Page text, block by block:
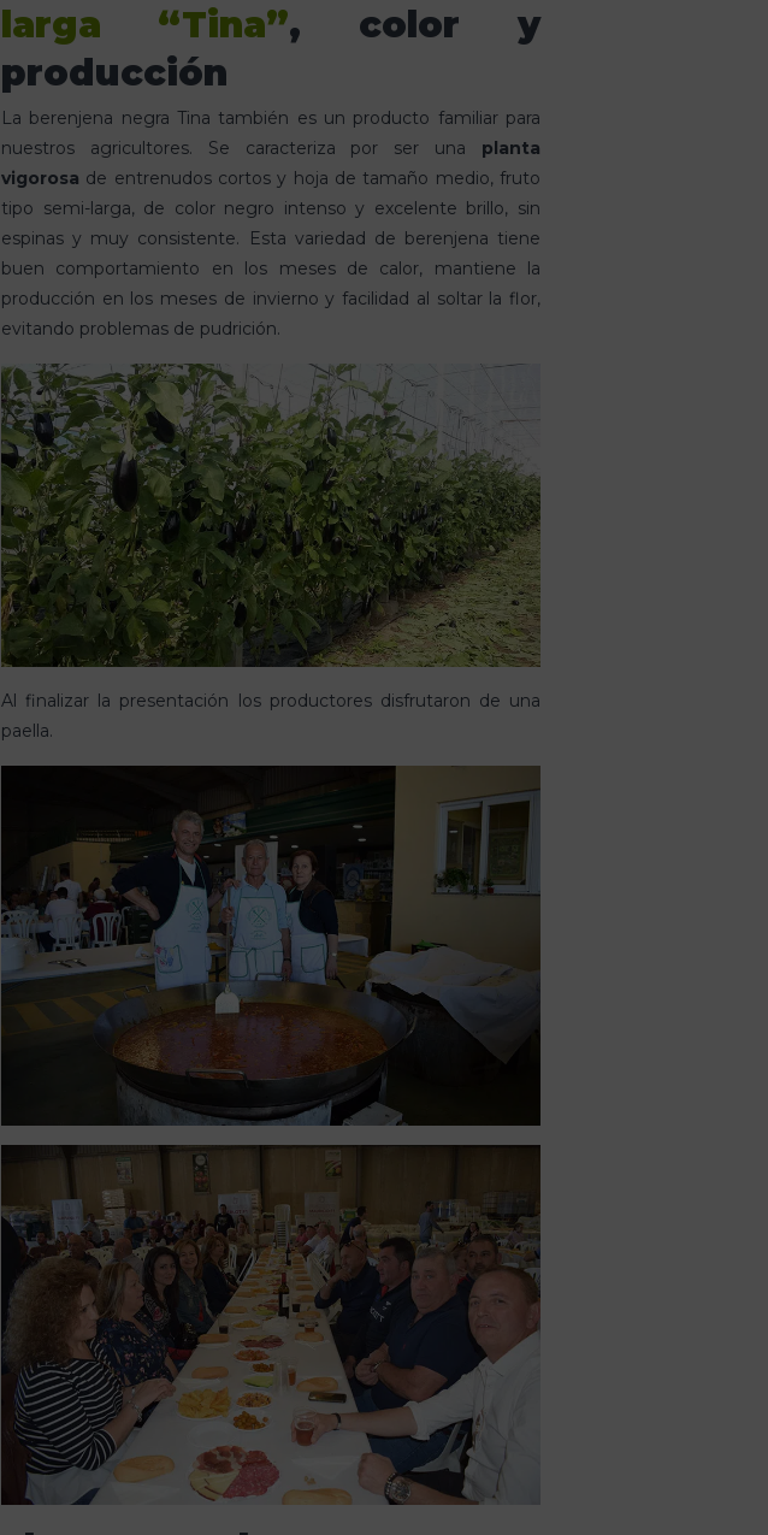
larga “Tina”, color y
producción
La berenjena negra Tina también es un producto familiar para
nuestros agricultores. Se caracteriza por ser una planta
vigorosa de entrenudos cortos y hoja de tamaño medio, fruto
tipo semi-larga, de color negro intenso y excelente brillo, sin
espinas y muy consistente. Esta variedad de berenjena tiene
buen comportamiento en los meses de calor, mantiene la
producción en los meses de invierno y facilidad al soltar la flor,
evitando problemas de pudrición.
Al finalizar la presentación los productores disfrutaron de una
paella.